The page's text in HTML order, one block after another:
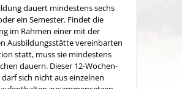
dauert mindestens sechs
ein Semester. Findet die
im Rahmen einer mit der
Ausbildungsstätte vereinbarten
statt, muss sie mindestens
dauern. Dieser 12-Wochen-
darfsich nicht aus einzelnen